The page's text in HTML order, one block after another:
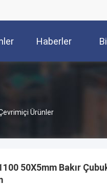
Haberler
Ürünler
50X5mm Bakır